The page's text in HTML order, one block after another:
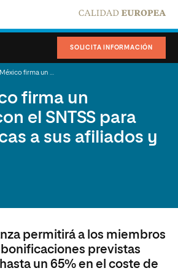
SOLICITA INFORMACIÓN
firma un
el SNTSS para
a sus afiliados y
permitirá a los miembros
bonificaciones previstas
un 65% en el coste de